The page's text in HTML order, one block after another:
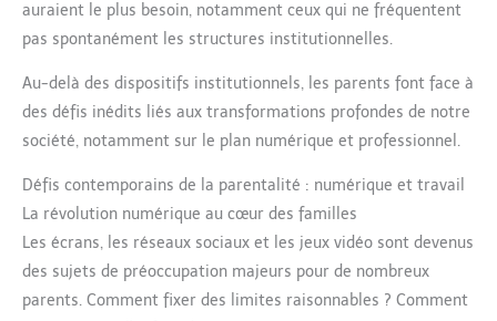
auraient le plus besoin, notamment ceux qui ne fréquentent
pas spontanément les structures institutionnelles.
Au-delà des dispositifs institutionnels, les parents font face à
des défis inédits liés aux transformations profondes de notre
société, notamment sur le plan numérique et professionnel.
Défis contemporains de la parentalité : numérique et travail
La révolution numérique au cœur des familles
Les écrans, les réseaux sociaux et les jeux vidéo sont devenus
des sujets de préoccupation majeurs pour de nombreux
parents. Comment fixer des limites raisonnables ? Comment